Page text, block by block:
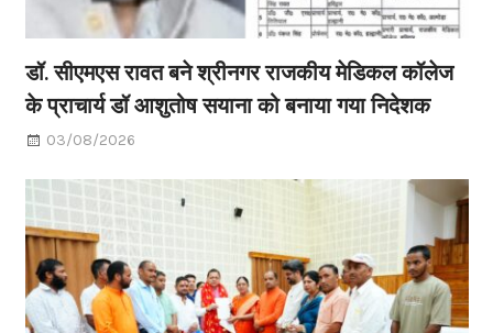
डॉ. सीएमएस रावत बने श्रीनगर राजकीय मेडिकल कॉलेज
के प्राचार्य डॉ आशुतोष सयाना को बनाया गया निदेशक
03/08/2026